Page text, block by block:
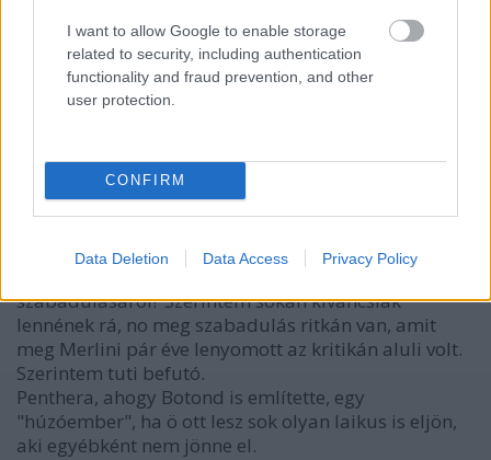
I want to allow Google to enable storage
related to security, including authentication
functionality and fraud prevention, and other
user protection.
CONFIRM
Data Deletion Data Access Privacy Policy
Szia Sunyi! Való igaz, hogy a tavalyi Corodini gálán
messze Zerin elöadása volt a közönség szerint a
legjobb. Az elején érezni lehetett, amikor színpadra
lépett, hogy megfagy a levegő, de aztán 5 perc alatt
"ellenságei" arcára is mosoly görbült. Szerintem
idén vétek lenne meghívni, Zerin egyszeri és
megismételhetetlen. :)
monotonná tenné, ha minden évben ugyanaz.
szabadulásárol? Szerintem sokan kiváncsiak
lennének rá, no meg szabadulás ritkán van, amit
meg Merlini pár éve lenyomott az kritikán aluli volt.
Szerintem tuti befutó.
Penthera, ahogy Botond is említette, egy
"húzóember", ha ö ott lesz sok olyan laikus is eljön,
aki egyébként nem jönne el.